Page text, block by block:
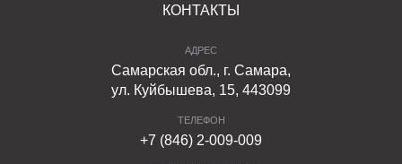
КОНТАКТЫ
АДРЕС
Самарская обл., г. Самара,
ул. Куйбышева, 15, 443099
ТЕЛЕФОН
+7 (846) 2-009-009